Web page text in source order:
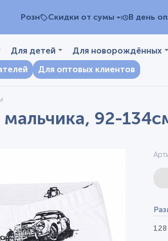
Розн Скидки от сумы В день
Для детей Для новорождённых
Для оптовых клиентов
92-
128